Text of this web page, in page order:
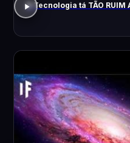
A Tecnologia tá TÃO RUIM